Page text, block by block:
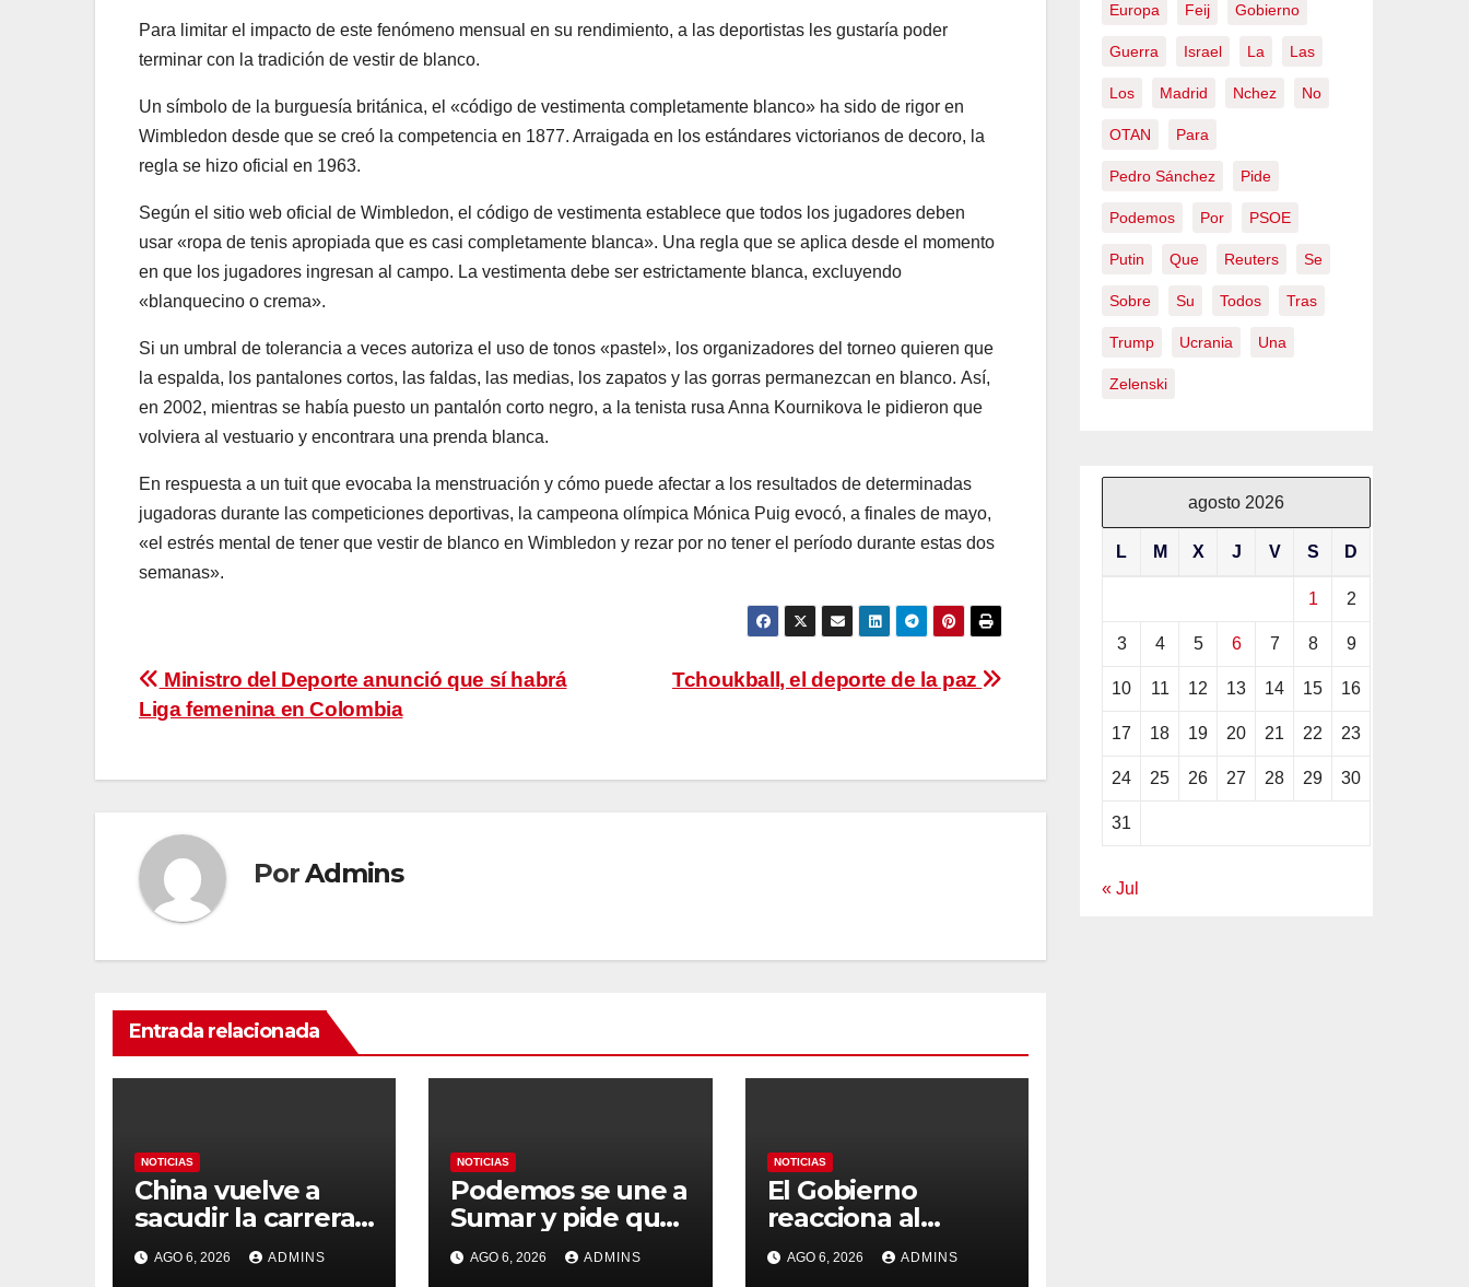
Para limitar el impacto de este fenómeno mensual en su rendimiento, a las deportistas les gustaría poder
terminar con la tradición de vestir de blanco.
Un símbolo de la burguesía británica, el «código de vestimenta completamente blanco» ha sido de rigor en
Wimbledon desde que se creó la competencia en 1877. Arraigada en los estándares victorianos de decoro, la
regla se hizo oficial en 1963.
Según el sitio web oficial de Wimbledon, el código de vestimenta establece que todos los jugadores deben
usar «ropa de tenis apropiada que es casi completamente blanca». Una regla que se aplica desde el momento
en que los jugadores ingresan al campo. La vestimenta debe ser estrictamente blanca, excluyendo
«blanquecino o crema».
Si un umbral de tolerancia a veces autoriza el uso de tonos «pastel», los organizadores del torneo quieren que
la espalda, los pantalones cortos, las faldas, las medias, los zapatos y las gorras permanezcan en blanco. Así,
en 2002, mientras se había puesto un pantalón corto negro, a la tenista rusa Anna Kournikova le pidieron que
volviera al vestuario y encontrara una prenda blanca.
En respuesta a un tuit que evocaba la menstruación y cómo puede afectar a los resultados de determinadas
jugadoras durante las competiciones deportivas, la campeona olímpica Mónica Puig evocó, a finales de mayo,
«el estrés mental de tener que vestir de blanco en Wimbledon y rezar por no tener el período durante estas dos
semanas».
Navegación
de
entradas
Tchoukball, el deporte de la paz
Ministro del Deporte anunció que sí habrá
Liga femenina en Colombia
PorAdmins
Entrada relacionada
NOTICIAS
China vuelve a
sacudir la carrera
de la IA con un
modelo capaz de
AGO 6, 2026 ADMINS
NOTICIAS
Podemos se une a
Sumar y pide que
España no
organice el
AGO 6, 2026 ADMINS
NOTICIAS
El Gobierno
reacciona al
presunto pacto de
la FIFA con
AGO 6, 2026 ADMINS
Europa Feij Gobierno
Guerra Israel La Las
Los Madrid Nchez No
OTAN Para
Pedro Sánchez Pide
Podemos Por PSOE
Putin Que Reuters Se
Sobre Su Todos Tras
Trump Ucrania Una
Zelenski
agosto 2026
L M X J V S D
1 2
3 4 5 6 7 8 9
10 11 12 13 14 15 16
17 18 19 20 21 22 23
24 25 26 27 28 29 30
31
« Jul